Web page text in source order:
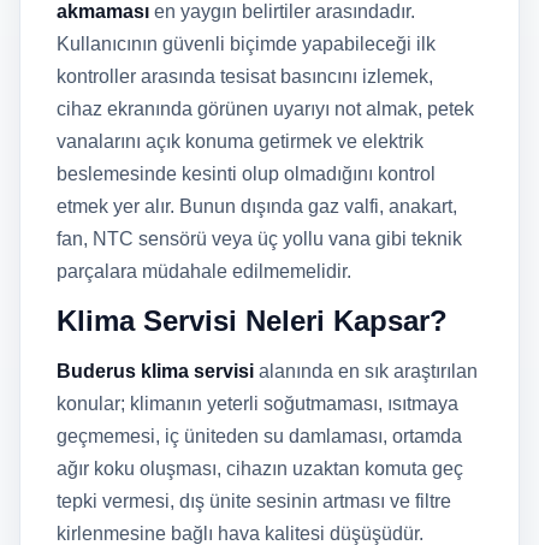
akmaması en yaygın belirtiler arasındadır.
Kullanıcının güvenli biçimde yapabileceği ilk
kontroller arasında tesisat basıncını izlemek,
cihaz ekranında görünen uyarıyı not almak, petek
vanalarını açık konuma getirmek ve elektrik
beslemesinde kesinti olup olmadığını kontrol
etmek yer alır. Bunun dışında gaz valfi, anakart,
fan, NTC sensörü veya üç yollu vana gibi teknik
parçalara müdahale edilmemelidir.
Klima Servisi Neleri Kapsar?
Buderus klima servisi alanında en sık araştırılan
konular; klimanın yeterli soğutmaması, ısıtmaya
geçmemesi, iç üniteden su damlaması, ortamda
ağır koku oluşması, cihazın uzaktan komuta geç
tepki vermesi, dış ünite sesinin artması ve filtre
kirlenmesine bağlı hava kalitesi düşüşüdür.